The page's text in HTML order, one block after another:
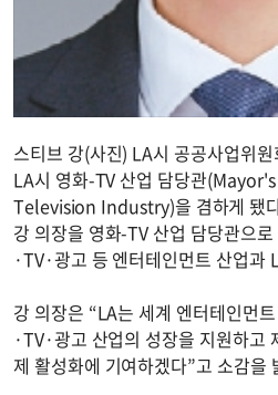
스티브 강(사진) LA시 공공사업위
LA시 영화-TV 산업 담당관
Television Industry)을 겸하게 됐
강 의장을 영화-TV 산업 담당관으
·TV·광고 등 엔터테인먼트 산업과
강 의장은 “LA는 세계 엔터테인먼
·TV·광고 산업의 성장을 지원하고
제 활성화에 기여하겠다”고 소감을